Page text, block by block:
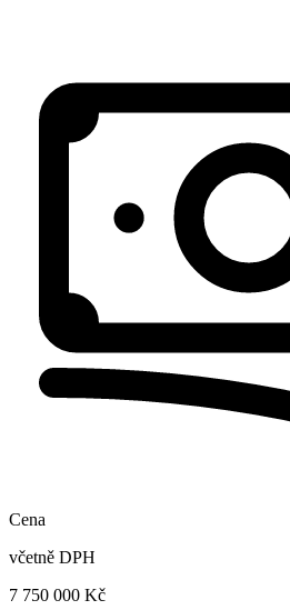
Cena
včetně DPH
7 750 000 Kč